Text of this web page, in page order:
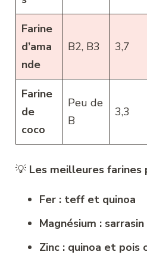
Farine
d’ama
nde
B2, B3 3,7
Farine
de
coco
Peu de
B
3,3
💡 Les meilleures farines
Fer : teff et quinoa
Magnésium :
Zinc : quinoa et pois